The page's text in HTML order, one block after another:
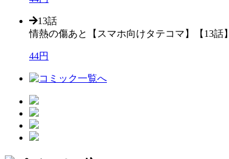
13話
情熱の傷あと【スマホ向けタテコマ】【13話】
44円